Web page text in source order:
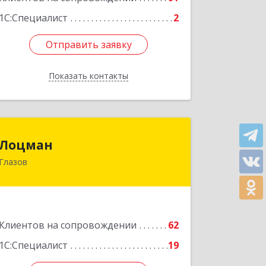
1С:Специалист
2
Отправить заявку
Показать контакты
Отправить заявку
Назад
Глазов
Клиентов на сопровождении
62
1С:Специалист
19
427620, Удмуртская Респ, Глазов г,